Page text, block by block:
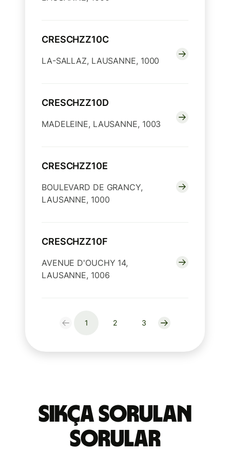
CRESCHZZ10C
LA-SALLAZ, LAUSANNE, 1000
CRESCHZZ10D
MADELEINE, LAUSANNE, 1003
CRESCHZZ10E
BOULEVARD DE GRANCY,
LAUSANNE, 1000
CRESCHZZ10F
AVENUE D'OUCHY 14,
LAUSANNE, 1006
1 2 3
Sıkça Sorulan
Sorular